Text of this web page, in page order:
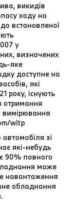
викидів
ходу на
встановленої
у
визначених
яке
доступне на
які
року, існують
отримання
вимірювання
wltp
зі
які-небудь
90% повного
може
навантаження
обладнання